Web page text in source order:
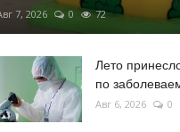
7, 2026 0 72
Лето
по
Авг 6, 2026 0